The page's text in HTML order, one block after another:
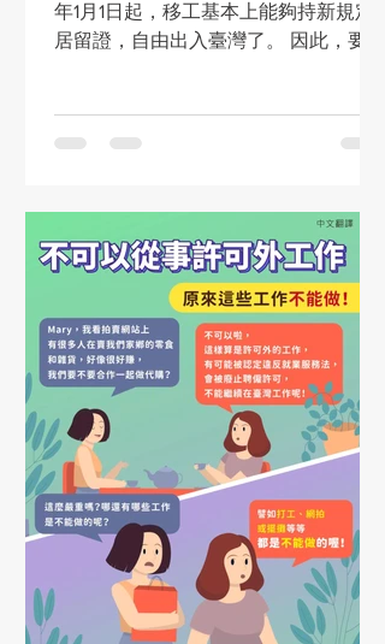
年1月1日起，移工基本上能夠持新規定
居留證，自由出入臺灣了。 因此，要提
才能安排返鄉。...